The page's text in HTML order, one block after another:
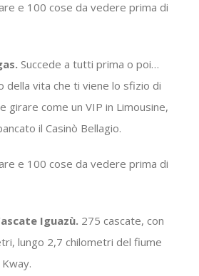
Succede a tutti prima o poi…
della vita che ti viene lo sfizio di
girare come un VIP in Limousine,
il Casinò Bellagio.
Iguazù. 275 cascate, con
lungo 2,7 chilometri del fiume